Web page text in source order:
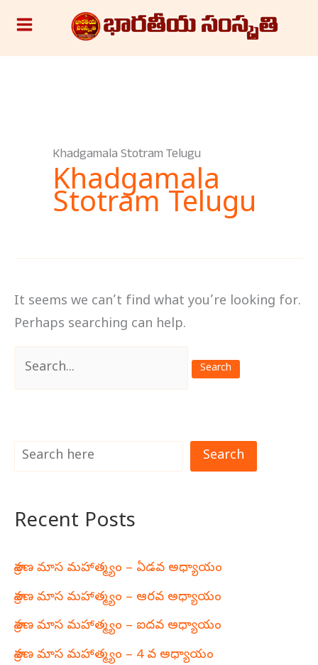
Khadgamala Stotram Telugu
Khadgamala
Stotram Telugu
It seems we can’t find what you’re looking for.
Perhaps searching can help.
Search
e
a
Search
Recent Posts
శ్రావణ మాస మహాత్మ్యం – ఏడవ అధ్యాయం
శ్రావణ మాస మహాత్మ్యం – ఆరవ అధ్యాయం
శ్రావణ మాస మహాత్మ్యం – ఐదవ అధ్యాయం
శ్రావణ మాస మహాత్మ్యం – 4 వ అధ్యాయం